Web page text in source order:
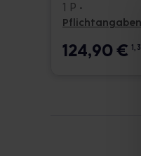
1 P •
Pflichtangaben
124,90€ 1, 3